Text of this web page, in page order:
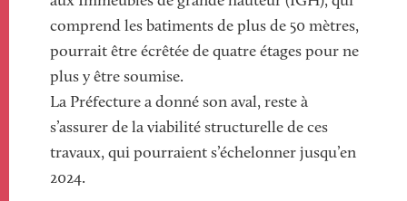
comprend les batiments de plus de 50 mètres,
pourrait être écrêtée de quatre étages pour ne
plus y être soumise.
La Préfecture a donné son aval, reste à
s’assurer de la viabilité structurelle de ces
travaux, qui pourraient s’échelonner jusqu’en
2024.